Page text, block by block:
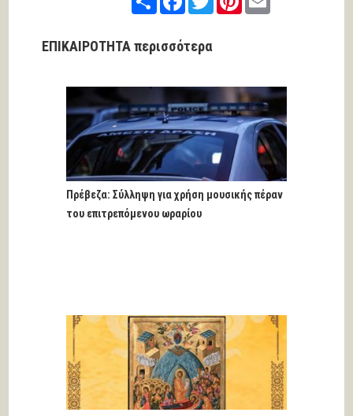
ΕΠΙΚΑΙΡΟΤΗΤΑ περισσότερα
Πρέβεζα: Σύλληψη για χρήση μουσικής πέραν
του επιτρεπόμενου ωραρίου